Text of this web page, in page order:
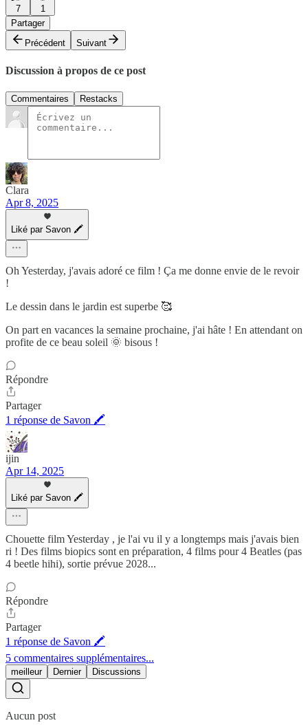
7
1
Partager
Précédent
Suivant
Discussion à propos de ce post
Commentaires Restacks
Clara
Apr 8, 2025
Liké par Savon 🖍
Oh Yesterday, j'avais adoré ce film ! Ça me donne envie de le revoir
!
Le dessin dans le jardin est superbe 🥰
On part en vacances la semaine prochaine, j'ai hâte ! En attendant on
profite de ce beau soleil 🌞 bisous !
Répondre
Partager
1 réponse de Savon 🖍
ijin
Apr 14, 2025
Liké par Savon 🖍
Chouette film Yesterday , je l'ai vu il y a longtemps mais j'avais bien
ri ! Des films biopics sont en préparation, 4 films pour 4 Beatles (pas
4 beetle hihi), sortie prévue 2028...
Répondre
Partager
1 réponse de Savon 🖍
5 commentaires supplémentaires...
meilleur Dernier Discussions
Aucun post